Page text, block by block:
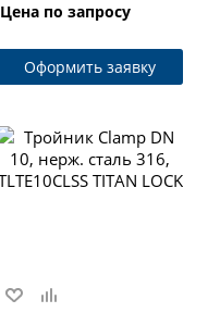
Цена по запросу
Оформить заявку